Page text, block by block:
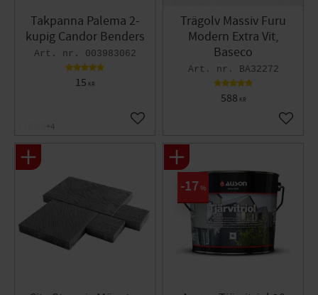
Takpanna Palema 2-
kupig Candor Benders
003983062
15 KR
Lägg till i favoriter
+4
Trägolv Massiv Furu
Modern Extra Vit,
Baseco
BA32272
588 KR
Lägg
17 %